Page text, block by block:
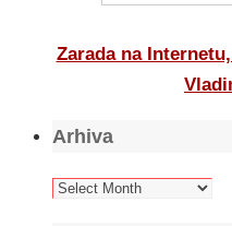
Zarada na
Arhiva
Arhiva